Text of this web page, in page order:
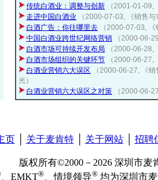
传统白酒业：调整与创新
（2001-01-09,
走进中国白酒业
（2000-07-03, 《销售
白酒广告：你往哪里去
（2000-07-03,
中国白酒业跨世纪网络营销
（2000-06-
白酒市场可持续开发布局
（2000-06-28,
白酒市场组织的关键环节
（2000-06-27,
白酒业营销六大误区
（2000-06-27, 《
光）
白酒业营销六大误区之对策
（2000-06-
页│ 关于麦肯特│ 关于网站│ 招聘
版权所有©2000－2026 深圳市麦
、EMKT® 、情境领导® 均为深圳市